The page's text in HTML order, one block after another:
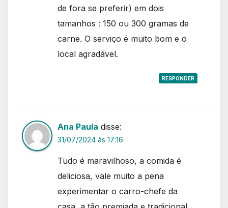
de fora se preferir) em dois
tamanhos : 150 ou 300 gramas de
carne. O serviço é muito bom e o
local agradável.
RESPONDER
Ana Paula disse:
31/07/2024 às 17:16
Tudo é maravilhoso, a comida é
deliciosa, vale muito a pena
experimentar o carro-chefe da